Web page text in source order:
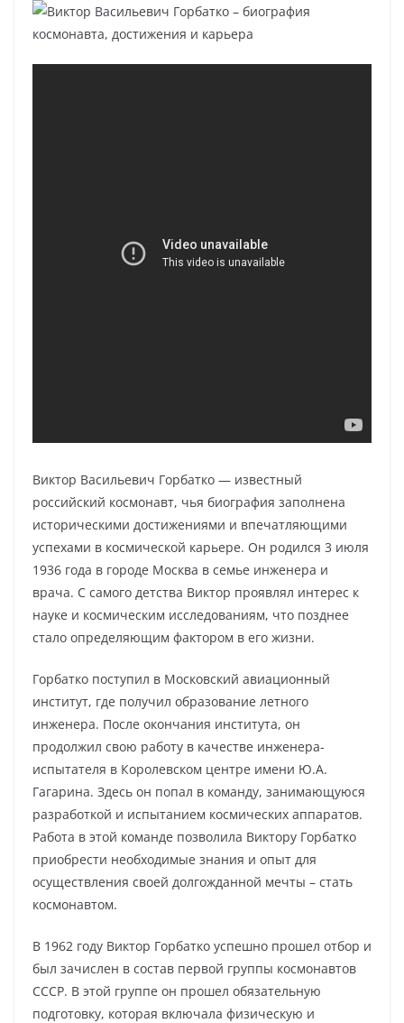
Виктор Васильевич Горбатко — известный
российский космонавт, чья биография заполнена
историческими достижениями и впечатляющими
успехами в космической карьере. Он родился 3 июля
1936 года в городе Москва в семье инженера и
врача. С самого детства Виктор проявлял интерес к
науке и космическим исследованиям, что позднее
стало определяющим фактором в его жизни.
Горбатко поступил в Московский авиационный
институт, где получил образование летного
инженера. После окончания института, он
продолжил свою работу в качестве инженера-
испытателя в Королевском центре имени Ю.А.
Гагарина. Здесь он попал в команду, занимающуюся
разработкой и испытанием космических аппаратов.
Работа в этой команде позволила Виктору Горбатко
приобрести необходимые знания и опыт для
осуществления своей долгожданной мечты – стать
космонавтом.
В 1962 году Виктор Горбатко успешно прошел отбор и
был зачислен в состав первой группы космонавтов
СССР. В этой группе он прошел обязательную
подготовку, которая включала физическую и